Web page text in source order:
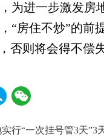
进一步激发房
“房住不炒”的前
否则将会得不偿失
行“一次挂号管3天”3